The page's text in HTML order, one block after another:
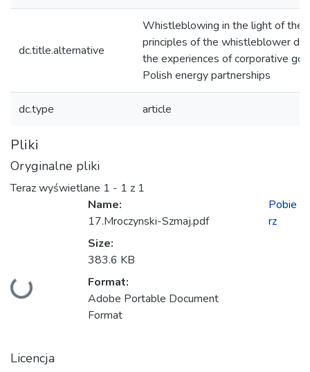
dc.title.alternative
Whistleblowing in the light of the
principles of the whistleblower
the experiences of corporative
Polish energy partnerships
dc.type article
Pliki
Oryginalne pliki
Teraz wyświetlane 1 - 1 z 1
Ładowanie...
Name:
17.Mroczynski-Szmaj.pdf
Size:
383.6 KB
Format:
Adobe Portable Document
Format
Pobie
rz
Licencja